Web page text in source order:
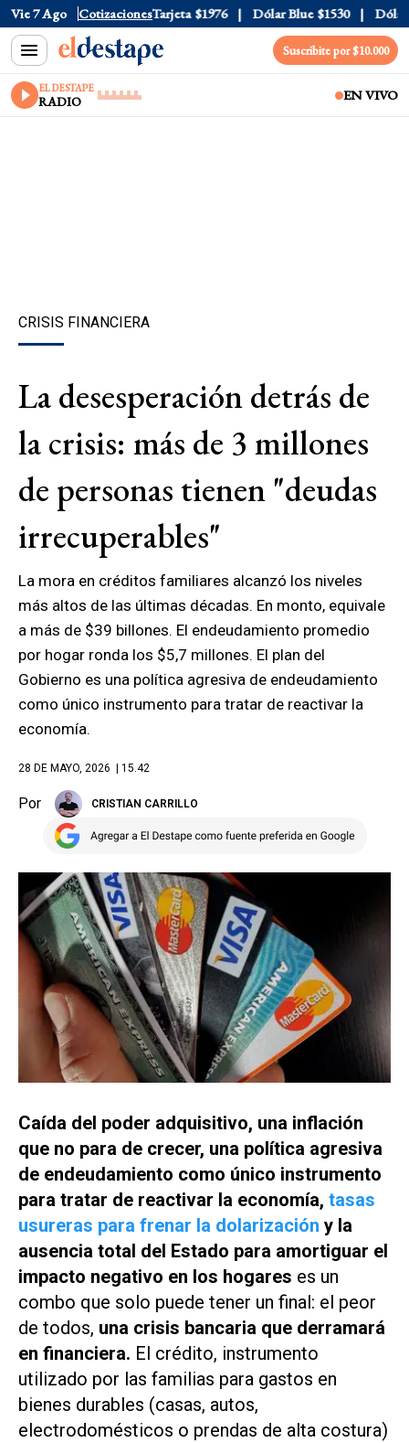
Vie 7 Ago Cotizaciones
$1520 Dólar Tarjeta $1976 Dólar Blue $1530 Dólar
Suscribite por $10.000
EL DESTAPE
RADIO EN VIVO
CRISIS FINANCIERA
La desesperación detrás de
la crisis: más de 3 millones
de personas tienen "deudas
irrecuperables"
La mora en créditos familiares alcanzó los niveles
más altos de las últimas décadas. En monto, equivale
a más de $39 billones. El endeudamiento promedio
por hogar ronda los $5,7 millones. El plan del
Gobierno es una política agresiva de endeudamiento
como único instrumento para tratar de reactivar la
economía.
28 DE MAYO, 2026 | 15.42
Por CRISTIAN CARRILLO
Caída del poder adquisitivo, una inflación
que no para de crecer, una política agresiva
de endeudamiento como único instrumento
para tratar de reactivar la economía, tasas
usureras para frenar la dolarización y la
ausencia total del Estado para amortiguar el
impacto negativo en los hogares es un
combo que solo puede tener un final: el peor
de todos, una crisis bancaria que derramará
en financiera. El crédito, instrumento
utilizado por las familias para gastos en
bienes durables (casas, autos,
electrodomésticos o prendas de alta costura)